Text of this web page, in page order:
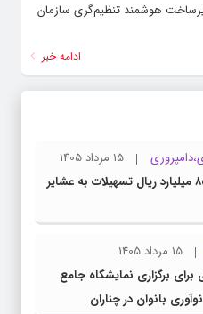
هوشمند تنظیم‌گری سازمان
ادامه خبر
15 مرداد 1405
پرداخت ۸۵ میلیارد ریال تسهیلات به عشایر
15 مرداد 1405
برای برگزاری نمایشگاه جامع
بانوان در چناران